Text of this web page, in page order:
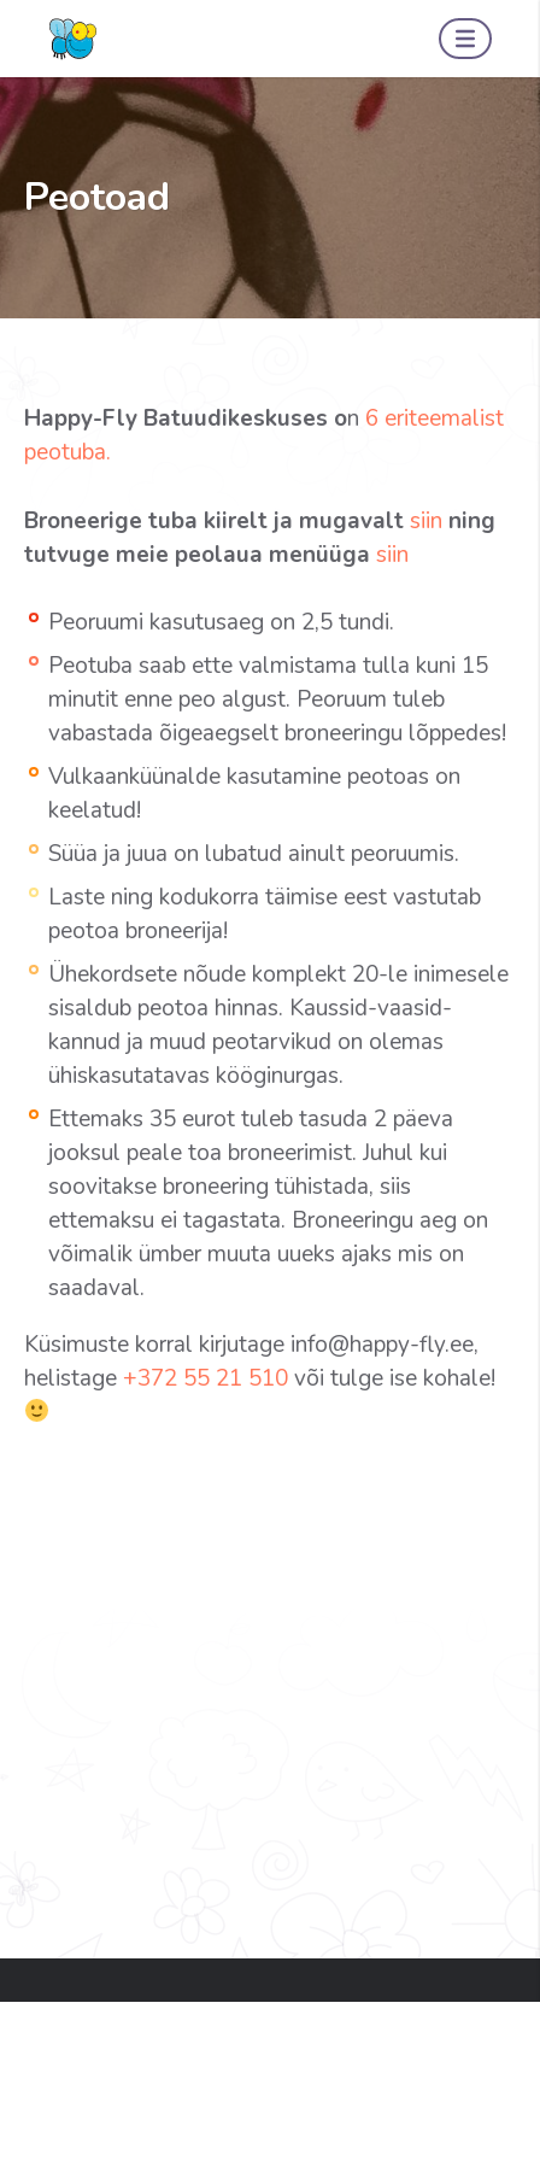
Peotoad
Happy-Fly Batuudikeskuses on 6 eriteemalist
peotuba.
Broneerige tuba kiirelt ja mugavaltsiin ning
tutvuge meie peolaua menüüga siin
Peoruumi kasutusaeg on 2,5 tundi.
Peotuba saab ette valmistama tulla kuni 15
minutit enne peo algust. Peoruum tuleb
vabastada õigeaegselt broneeringu lõppedes!
Vulkaanküünalde kasutamine peotoas on
keelatud!
Süüa ja juua on lubatud ainult peoruumis.
Laste ning kodukorra täimise eest vastutab
peotoa broneerija!
Ühekordsete nõude komplekt 20-le inimesele
sisaldub peotoa hinnas. Kaussid-vaasid-
kannud ja muud peotarvikud on olemas
ühiskasutatavas kööginurgas.
Ettemaks 35 eurot tuleb tasuda 2 päeva
jooksul peale toa broneerimist. Juhul kui
soovitakse broneering tühistada, siis
ettemaksu ei tagastata. Broneeringu aeg on
võimalik ümber muuta uueks ajaks mis on
saadaval.
Küsimuste korral kirjutage info@happy-fly.ee,
helistage +372 55 21 510või tulge ise kohale!